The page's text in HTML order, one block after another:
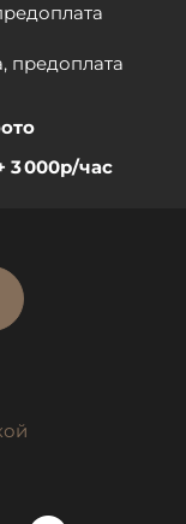
предоплата
3 000р/час